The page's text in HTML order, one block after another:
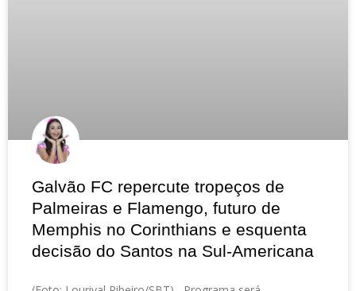
Galvão FC repercute tropeços de
Palmeiras e Flamengo, futuro de
Memphis no Corinthians e esquenta
decisão do Santos na Sul-Americana